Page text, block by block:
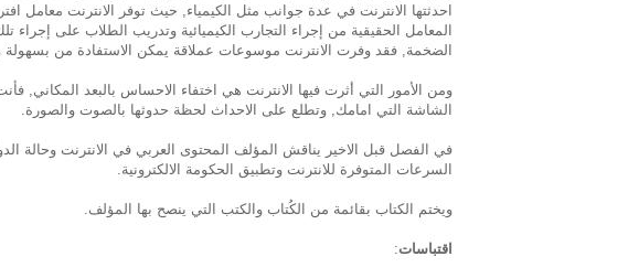
المعامل الحقيقية من إجراء التجارب الكيميائية وتدريب الطلاب على
الضخمة, فقد وفرت الانترنت موسوعات عملاقة يمكن الاستفادة من بسهولة
ومن الأمور التي أثرت فيها الانترنت هي اختفاء الاحساس بالبعد المكاني,
الشاشة التي امامك, وتطلع على الاحداث لحظة حدوثها بالصوت والصورة.
في الفصل قبل الاخير يناقش المؤلف المحتوى العربي في الانترنت وحالة
السرعات المتوفرة للانترنت وتطبيق الحكومة الالكترونية.
ويختم الكتاب بقائمة من الكُتاب والكتب التي ينصح بها المؤلف.
اقتباسات: